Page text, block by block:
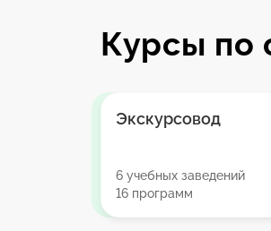
Курсы по
Экскурсовод
6 учебных заведений
16 программ